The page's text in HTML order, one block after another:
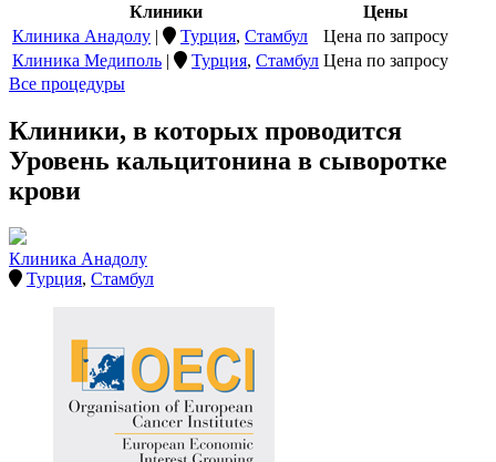
Клиники
Цены
Клиника Анадолу | Турция, Стамбул
Цена по запросу
Клиника Медиполь | Турция, Стамбул Цена по запросу
Все процедуры
Клиники, в которых проводится
Уровень кальцитонина в сыворотке
крови
Клиника Анадолу
Турция, Стамбул